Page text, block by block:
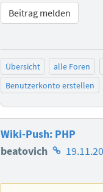
Beitrag melden
Übersicht alle Foren
Benutzerkonto erstellen
Wiki-Push: PHP
beatovich Homepage
Autors